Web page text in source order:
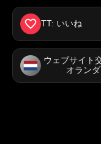
TT: いいね
ウェブサイト
オランダ